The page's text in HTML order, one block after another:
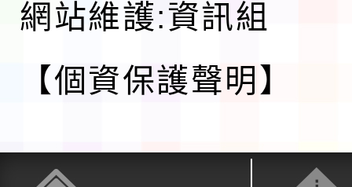
網站維護:資訊組
【個資保護聲明】